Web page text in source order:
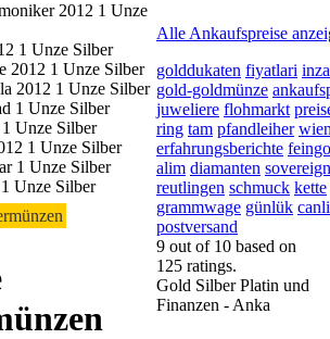
2012 1 Unze
1 Unze Silber
2012 1 Unze Silber
2012 1 Unze Silber
1 Unze Silber
Unze Silber
1 Unze Silber
1 Unze Silber
Unze Silber
Alle Ankaufspreise
golddukaten fiyatlari
gold-goldmünze
juweliere flohmarkt
ring tam pfandleiher
erfahrungsberichte
alim diamanten sovereign
reutlingen schmuck kette
grammwage günlük canli
postversand
9 out of 10 based on
125 ratings.
Gold Silber Platin und
Finanzen - Anka